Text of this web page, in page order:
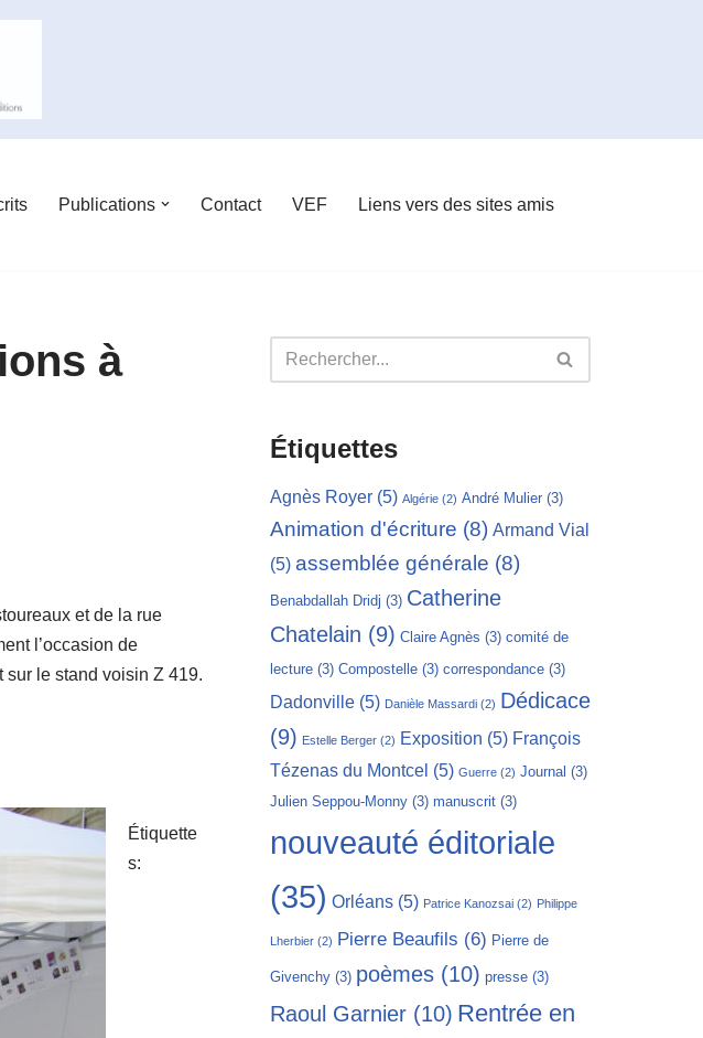
Publications Contact VEF Liens vers des sites amis
à
et de la rue
l’occasion de
sur le stand voisin Z 419.
Étiquette
s:
Étiquettes
Agnès Royer (5) Algérie (2) André Mulier (3)
Animation d'écriture (8) Armand Vial
(5) assemblée générale (8)
Benabdallah Dridj (3) Catherine
Chatelain (9) Claire Agnès (3) comité de
lecture (3) Compostelle (3) correspondance (3)
Dadonville (5) Danièle Massardi (2) Dédicace
(9) Estelle Berger (2) Exposition (5) François
Tézenas du Montcel (5) Guerre (2) Journal (3)
Julien Seppou-Monny (3) manuscrit (3)
nouveauté éditoriale
(35) Orléans (5) Patrice Kanozsai (2) Philippe
Lherbier (2) Pierre Beaufils (6) Pierre de
Givenchy (3) poèmes (10) presse (3)
Raoul Garnier (10) Rentrée en